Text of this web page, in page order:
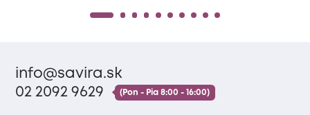
info@savira.sk
02 2092 9629
(Pon - Pia 8:00 - 16:00)